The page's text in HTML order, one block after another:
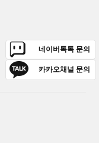
네이버톡톡 문의
카카오채널 문의